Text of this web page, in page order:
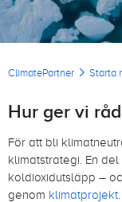
Länkstig
ClimatePartner Starta
Hur ger vi
För att bli
klimatstrategi. En
koldioxidutsläpp –
genom klimatprojekt.